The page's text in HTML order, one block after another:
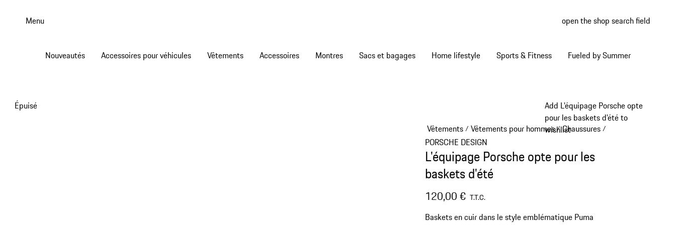
Menu open the shop search field
Nouveautés Accessoires pour véhicules Vêtements Accessoires Montres Sacs et bagages Home lifestyle Sports & Fitness Fueled by Summer
Add L'équipage Porsche opte
pour les baskets d'été to
wishlist
Épuisé
Vêtements/ Vêtements pour hommes/Chaussures/
PORSCHE DESIGN
L'équipage Porsche opte pour les
baskets d'été
120,00 € T.T.C.
Baskets en cuir dans le style emblématique Puma